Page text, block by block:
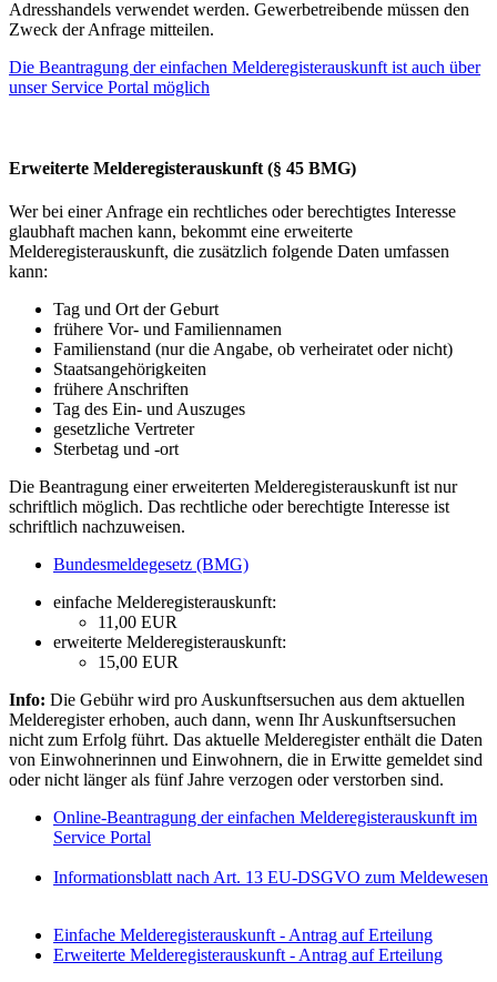
Adresshandels verwendet werden. Gewerbetreibende müssen den
Zweck der Anfrage mitteilen.
Die Beantragung der einfachen Melderegisterauskunft ist auch über
unser Service Portal möglich
Erweiterte Melderegisterauskunft (§ 45 BMG)
Wer bei einer Anfrage ein rechtliches oder berechtigtes Interesse
glaubhaft machen kann, bekommt eine erweiterte
Melderegisterauskunft, die zusätzlich folgende Daten umfassen
kann:
Tag und Ort der Geburt
frühere Vor- und Familiennamen
Familienstand (nur die Angabe, ob verheiratet oder nicht)
Staatsangehörigkeiten
frühere Anschriften
Tag des Ein- und Auszuges
gesetzliche Vertreter
Sterbetag und -ort
Die Beantragung einer erweiterten Melderegisterauskunft ist nur
schriftlich möglich. Das rechtliche oder berechtigte Interesse ist
schriftlich nachzuweisen.
Bundesmeldegesetz (BMG)
einfache Melderegisterauskunft:
11,00 EUR
erweiterte Melderegisterauskunft:
15,00 EUR
Info: Die Gebühr wird pro Auskunftsersuchen aus dem aktuellen
Melderegister erhoben, auch dann, wenn Ihr Auskunftsersuchen
nicht zum Erfolg führt. Das aktuelle Melderegister enthält die Daten
von Einwohnerinnen und Einwohnern, die in Erwitte gemeldet sind
oder nicht länger als fünf Jahre verzogen oder verstorben sind.
Online-Beantragung der einfachen Melderegisterauskunft im
Service Portal
Informationsblatt nach Art. 13 EU-DSGVO zum Meldewesen
Einfache Melderegisterauskunft - Antrag auf Erteilung
Erweiterte Melderegisterauskunft - Antrag auf Erteilung